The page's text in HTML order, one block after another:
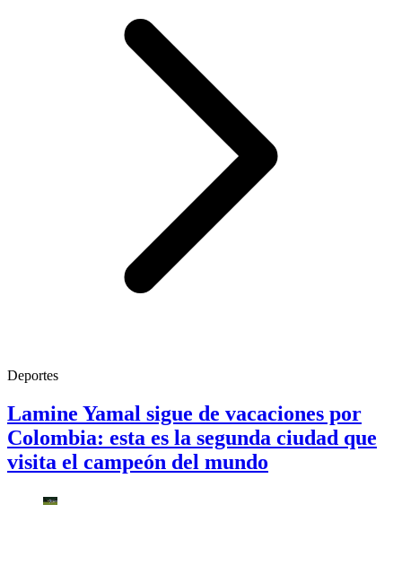
Deportes
Lamine Yamal sigue de vacaciones por
Colombia: esta es la segunda ciudad que
visita el campeón del mundo